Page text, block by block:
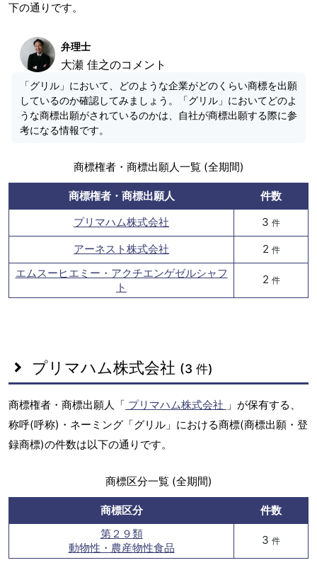
下の通りです。
弁理士
大瀬 佳之のコメント
「グリル」において、どのような企業がどのくらい商標を出願
しているのか確認してみましょう。「グリル」においてどのよ
うな商標出願がされているのかは、自社が商標出願する際に参
考になる情報です。
商標権者・商標出願人一覧 (全期間)
商標権者・商標出願人
件数
プリマハム株式会社
3 件
アーネスト株式会社 2 件
エムスーヒエミー・アクチエンゲゼルシャフ
ト
2 件
プリマハム株式会社 (3 件)
商標権者・商標出願人「 プリマハム株式会社 」が保有する、
称呼(呼称)・ネーミング「グリル」における商標(商標出願・登
録商標)の件数は以下の通りです。
商標区分一覧 (全期間)
商標区分
件数
第２９類
動物性・農産物性食品
3 件